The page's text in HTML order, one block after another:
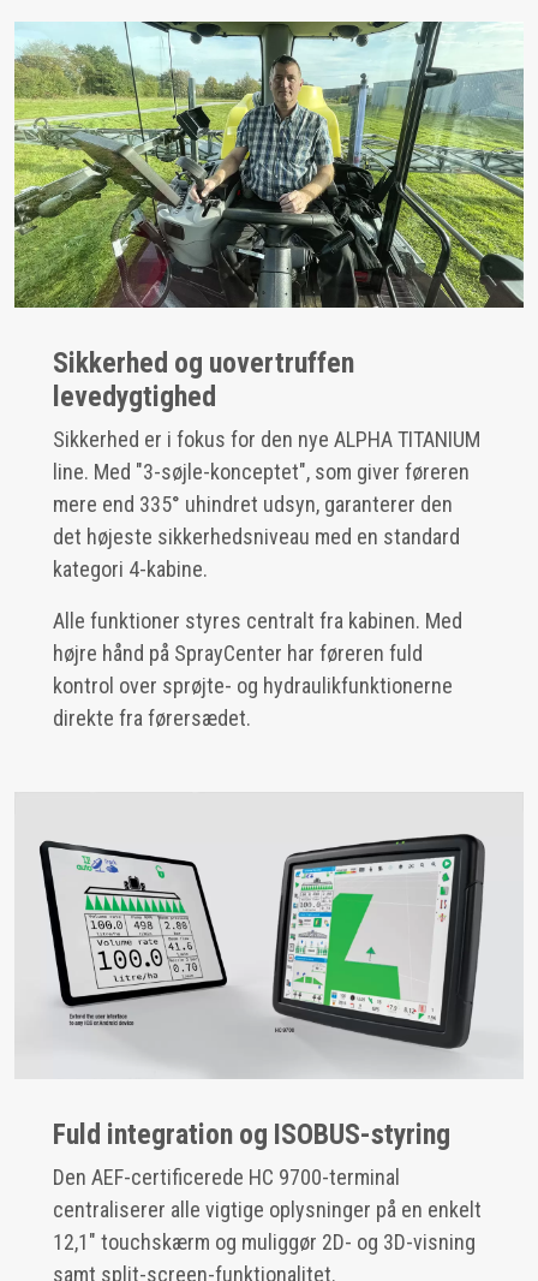
Sikkerhed og uovertruffen
levedygtighed
Sikkerhed er i fokus for den nye ALPHA TITANIUM
line. Med "3-søjle-konceptet", som giver føreren
mere end 335° uhindret udsyn, garanterer den
det højeste sikkerhedsniveau med en standard
kategori 4-kabine.
Alle funktioner styres centralt fra kabinen. Med
højre hånd på SprayCenter har føreren fuld
kontrol over sprøjte- og hydraulikfunktionerne
direkte fra førersædet.
Fuld integration og ISOBUS-styring
Den AEF-certificerede HC 9700-terminal
centraliserer alle vigtige oplysninger på en enkelt
12,1" touchskærm og muliggør 2D- og 3D-visning
samt split-screen-funktionalitet.